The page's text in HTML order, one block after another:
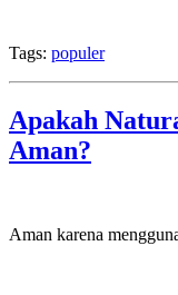
Tags: populer
Apakah
Aman?
Aman karena